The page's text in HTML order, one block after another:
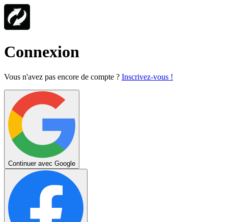
Connexion
Vous n'avez pas encore de compte ? Inscrivez-vous !
Continuer avec Google